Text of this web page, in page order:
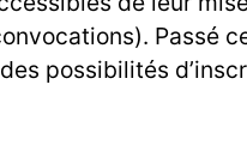
Passé
possibilités